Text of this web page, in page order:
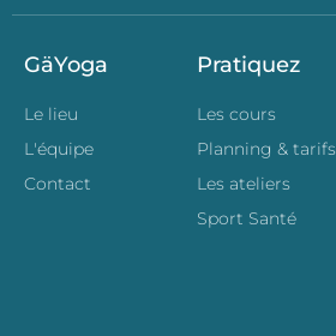
GäYoga
Le lieu
L'équipe
Contact
Pratiquez
Les cours
Planning & tarifs
Les ateliers
Sport Santé